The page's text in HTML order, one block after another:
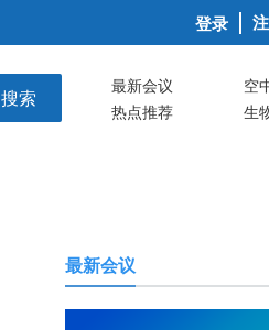
登录
搜索 最新会议
空
热点推荐
生
最新会议